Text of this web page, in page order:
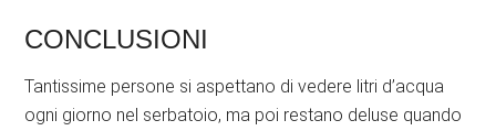
CONCLUSIONI
Tantissime persone si aspettano di vedere litri d’acqua
ogni giorno nel serbatoio, ma poi restano deluse quando